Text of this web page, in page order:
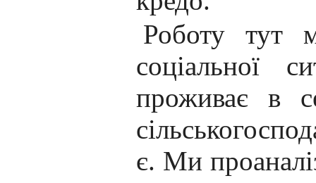
Роботу тут
соціальної
проживає в
є. Ми